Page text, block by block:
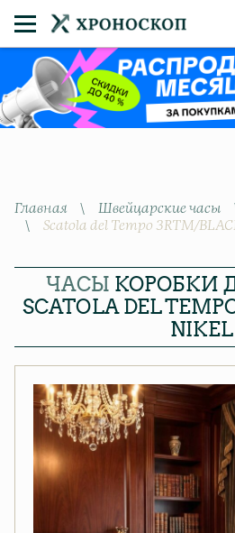
Главная \ Швейцарские часы
\ Scatola del Tempo 3RTM/
ЧАСЫ КОРОБКИ
SCATOLA DEL
NIKEL